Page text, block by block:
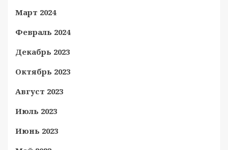
Март 2024
Февраль 2024
Декабрь 2023
Октябрь 2023
Август 2023
Июль 2023
Июнь 2023